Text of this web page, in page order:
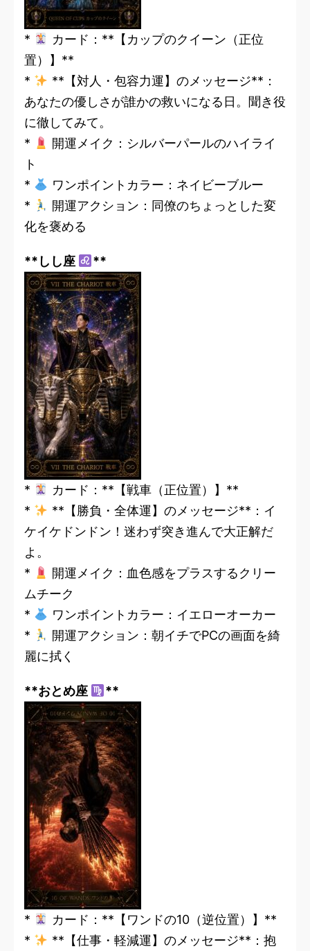
*
カード：**【カップのクイーン（正位
置）】**
*
**【対人・包容力運】のメッセージ**：
あなたの優しさが誰かの救いになる日。聞き役
に徹してみて。
*
開運メイク：シルバーパールのハイライ
ト
*
ワンポイントカラー：ネイビーブルー
*
開運アクション：同僚のちょっとした変
化を褒める
**しし座 **
*
カード：**【戦車（正位置）】**
*
**【勝負・全体運】のメッセージ**：イ
ケイケドンドン！迷わず突き進んで大正解だ
よ。
*
開運メイク：血色感をプラスするクリー
ムチーク
*
ワンポイントカラー：イエローオーカー
*
開運アクション：朝イチでPCの画面を綺
麗に拭く
**おとめ座 **
*
カード：**【ワンドの10（逆位置）】**
*
**【仕事・軽減運】のメッセージ**：抱